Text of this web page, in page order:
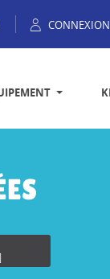
CONNEXION